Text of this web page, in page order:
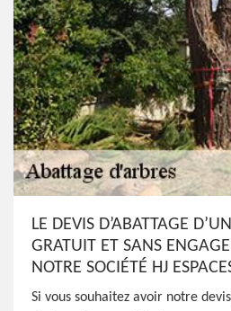
LE DEVIS D’ABATTAGE
GRATUIT ET SANS
NOTRE SOCIÉTÉ HJ
Si vous souhaitez avoir notre